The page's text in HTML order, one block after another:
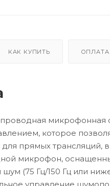
КАК КУПИТЬ ОПЛАТА
микрофонная
которое
прямых
микрофон,
(75 Гц/150 Гц или